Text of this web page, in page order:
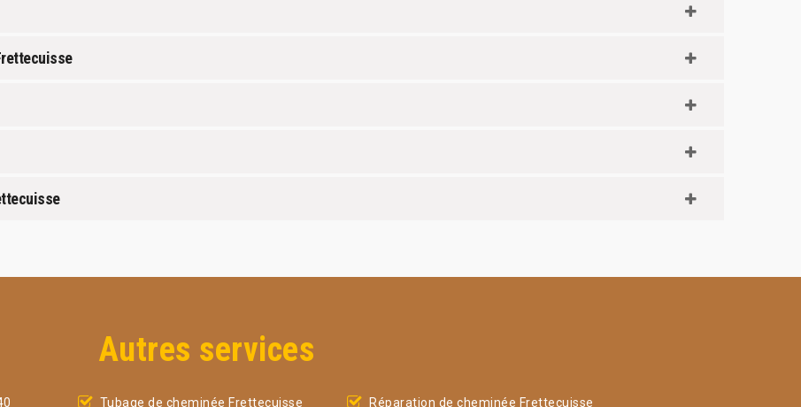
Autres services
Tubage de cheminée Frettecuisse Réparation de cheminée Frettecuisse